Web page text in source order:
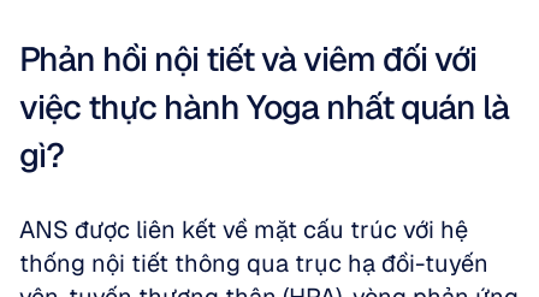
Phản hồi nội tiết và viêm đối với
việc thực hành Yoga nhất quán là
gì?
ANS được liên kết về mặt cấu trúc với hệ
thống nội tiết thông qua trục hạ đồi-tuyến